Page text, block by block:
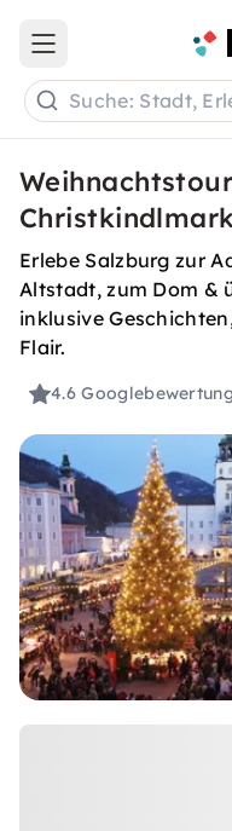
Open main menu
Suche: Stadt,
Erlebe Salzburg zur
Altstadt, zum Dom &
inklusive
Flair.
4.6